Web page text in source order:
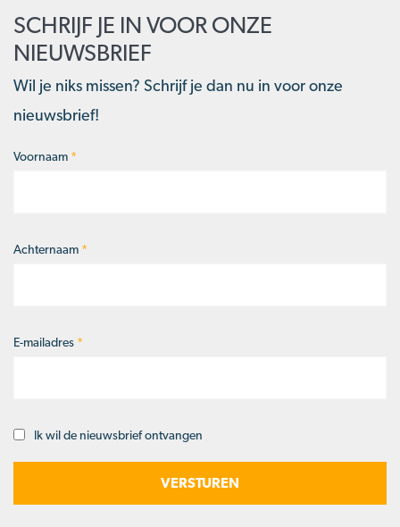
SCHRIJF JE IN VOOR ONZE
NIEUWSBRIEF
Wil je niks missen? Schrijf je dan nu in voor onze
nieuwsbrief!
Naam*
Voornaam *
Achternaam *
E-mailadres *
Opt-Ik wil de nieuwsbrief ontvangen